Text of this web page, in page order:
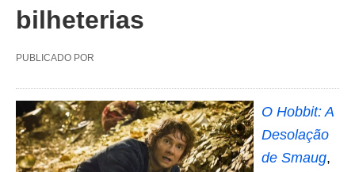
bilheterias
PUBLICADO POR
O Hobbit: A
Desolação
de Smaug,